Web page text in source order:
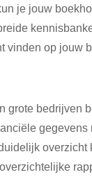
je jouw
vinden op jouw
grote bedrijven
gegevens
overzicht